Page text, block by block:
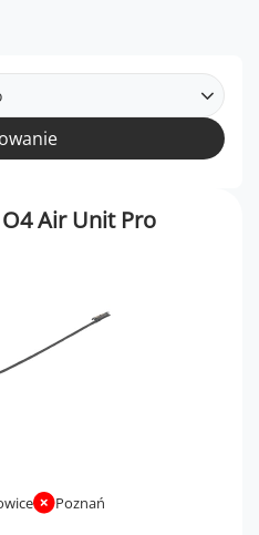
Air Unit Pro
Poznań